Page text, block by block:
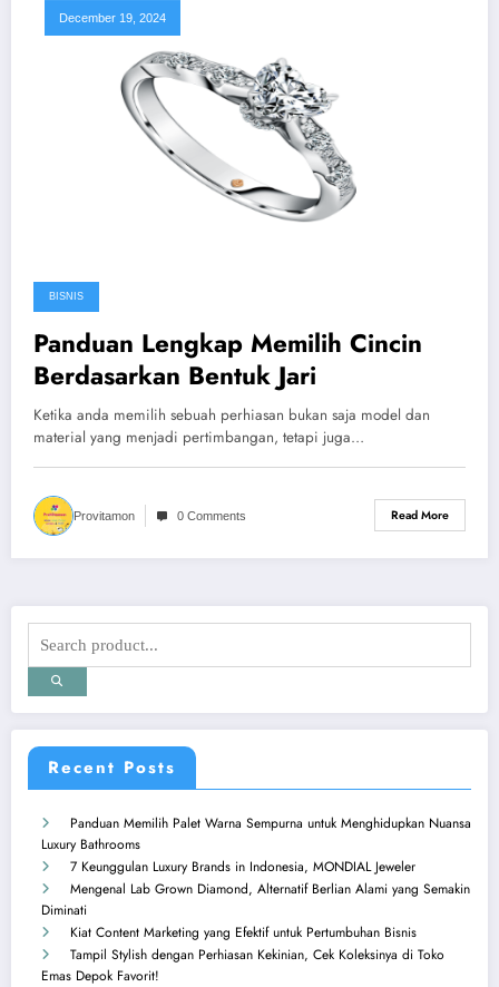
December 19, 2024
BISNIS
Panduan Lengkap Memilih Cincin
Berdasarkan Bentuk Jari
Ketika anda memilih sebuah perhiasan bukan saja model dan
material yang menjadi pertimbangan, tetapi juga…
Provitamon 0 Comments Read More
Recent Posts
Panduan Memilih Palet Warna Sempurna untuk Menghidupkan Nuansa
Luxury Bathrooms
7 Keunggulan Luxury Brands in Indonesia, MONDIAL Jeweler
Mengenal Lab Grown Diamond, Alternatif Berlian Alami yang Semakin
Diminati
Kiat Content Marketing yang Efektif untuk Pertumbuhan Bisnis
Tampil Stylish dengan Perhiasan Kekinian, Cek Koleksinya di Toko
Emas Depok Favorit!